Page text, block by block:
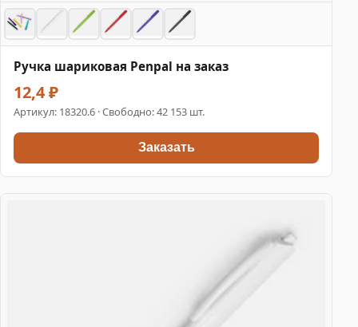
Ручка шариковая Penpal на заказ
12,4 ₽
Артикул: 18320.6 · Свободно: 42 153 шт.
Заказать